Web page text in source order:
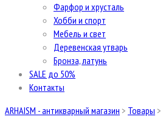
Фарфор и хрусталь
Хобби и спорт
Мебель и свет
Деревенская утварь
Бронза, латунь
SALE до 50%
Контакты
ARHAISM - антикварный магазин > Товары >